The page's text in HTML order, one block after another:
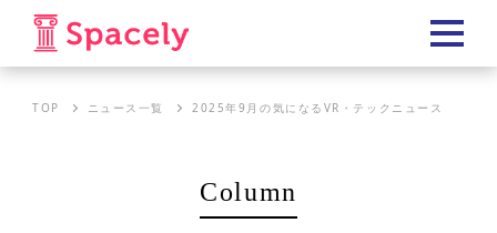
TOP ニュース一覧 2025年9月の気になるVR・テックニュース
Column